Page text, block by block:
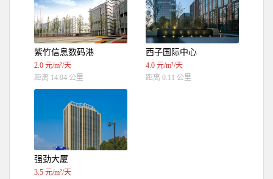
紫竹信息数码港
2.0 元/m²/天
距离 14.04 公里
西子国际中心
4.0 元/m²/天
距离 0.11 公里
强劲大厦
3.5 元/m²/天